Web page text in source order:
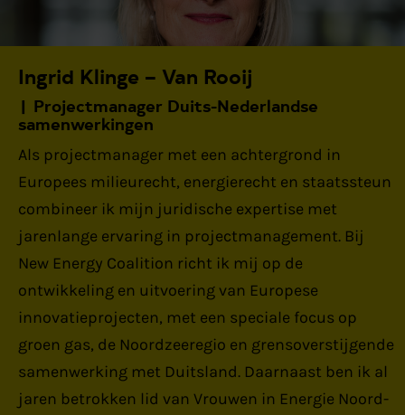
Ingrid Klinge – Van Rooij
Projectmanager Duits-Nederlandse
samenwerkingen
Als projectmanager met een achtergrond in
Europees milieurecht, energierecht en staatssteun
combineer ik mijn juridische expertise met
jarenlange ervaring in projectmanagement. Bij
New Energy Coalition richt ik mij op de
ontwikkeling en uitvoering van Europese
innovatieprojecten, met een speciale focus op
groen gas, de Noordzeeregio en grensoverstijgende
samenwerking met Duitsland. Daarnaast ben ik al
jaren betrokken lid van Vrouwen in Energie Noord-